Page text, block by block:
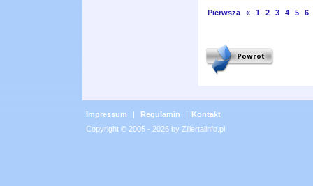
Pierwsza « 1 2 3 4 5 6
Impressum | Regulamin | Kontakt
Copyright © 2005 - 2026 by Zillertalinfo.pl